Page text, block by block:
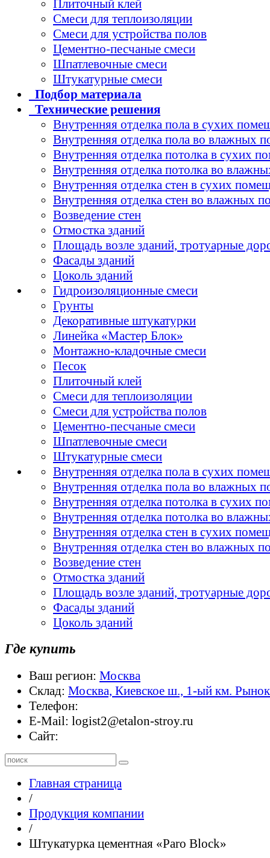
Плиточный клей
Смеси для теплоизоляции
Смеси для устройства полов
Цементно-песчаные смеси
Шпатлевочные смеси
Штукатурные смеси
Подбор материала
Технические решения
Внутренняя отделка пола в сухих
Внутренняя отделка пола во влажных
Внутренняя отделка потолка в сухих
Внутренняя отделка потолка во
Внутренняя отделка стен в сухих
Внутренняя отделка стен во влажных
Возведение стен
Отмостка зданий
Площадь возле зданий, тротуарные
Фасады зданий
Цоколь зданий
Гидроизоляционные смеси
Грунты
Декоративные штукатурки
Линейка «Мастер Блок»
Монтажно-кладочные смеси
Песок
Плиточный клей
Смеси для теплоизоляции
Смеси для устройства полов
Цементно-песчаные смеси
Шпатлевочные смеси
Штукатурные смеси
Внутренняя отделка пола в сухих
Внутренняя отделка пола во влажных
Внутренняя отделка потолка в сухих
Внутренняя отделка потолка во
Внутренняя отделка стен в сухих
Внутренняя отделка стен во влажных
Возведение стен
Отмостка зданий
Площадь возле зданий, тротуарные
Фасады зданий
Цоколь зданий
Где купить
Ваш регион: Москва
Склад: Москва, Киевское ш., 1-ый км.
Телефон:
E-Mail: logist2@etalon-stroy.ru
Сайт:
Главная страница
/
Продукция компании
/
Штукатурка цементная «Paro Block»